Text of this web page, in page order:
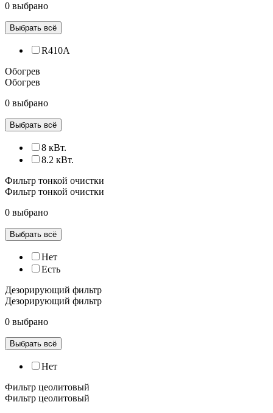
0 выбрано
Выбрать всё
R410A
Обогрев
Обогрев
0 выбрано
Выбрать всё
8 кВт.
8.2 кВт.
Фильтр тонкой очистки
Фильтр тонкой очистки
0 выбрано
Выбрать всё
Нет
Есть
Дезорирующий фильтр
Дезорирующий фильтр
0 выбрано
Выбрать всё
Нет
Фильтр цеолитовый
Фильтр цеолитовый